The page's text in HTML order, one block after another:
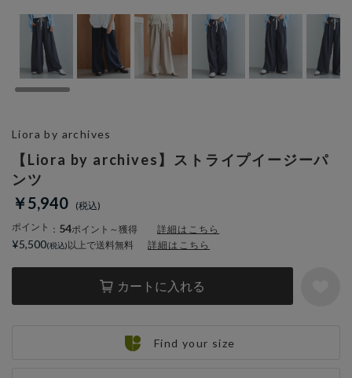
【Liora by archives】ストライプイージーパ
ンツ
￥5,940
ポイント ： 54ポイント～獲得 詳細はこちら
カートに入れる
Liora by archives
¥5,500 以上で送料無料 詳細はこちら
Find your size